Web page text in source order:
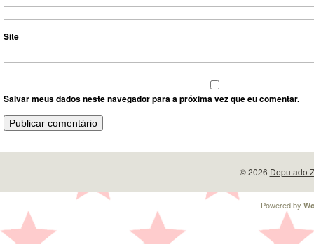
Site
Salvar meus dados neste navegador para a próxima vez que eu comentar.
© 2026 Deputado
Powered by